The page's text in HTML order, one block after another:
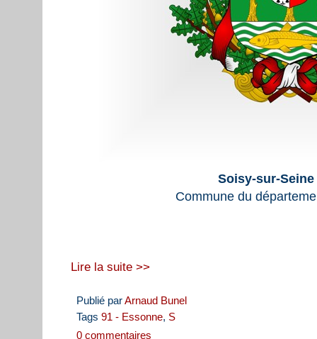
Soisy-sur-Seine
Commune du
Lire la suite >>
Publié parArnaud Bunel
Tags 91 - Essonne, S
0 commentaires